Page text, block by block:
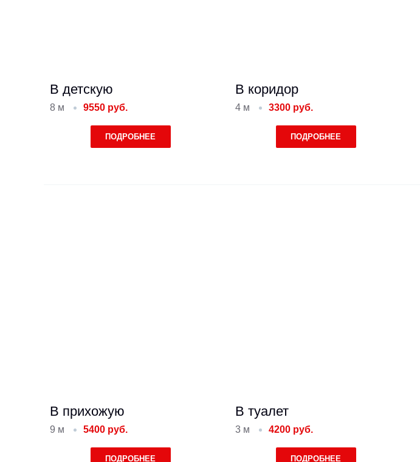
В детскую
8 м 9550 руб.
ПОДРОБНЕЕ
В коридор
4 м 3300 руб.
ПОДРОБНЕЕ
В прихожую
9 м 5400 руб.
ПОДРОБНЕЕ
В туалет
3 м 4200 руб.
ПОДРОБНЕЕ